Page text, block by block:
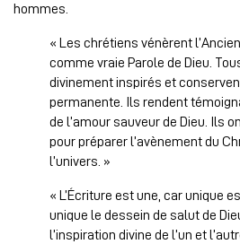
hommes.
« Les chrétiens vénèrent
comme vraie Parole de Dieu.
divinement inspirés et
permanente. Ils rendent
de l’amour sauveur de Dieu. Ils
pour préparer l’avènement du
l’univers. »
« L’Écriture est une, car unique
unique le dessein de salut de
l’inspiration divine de l’un et